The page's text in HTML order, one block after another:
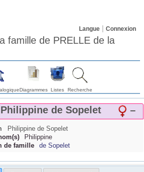
Langue Connexion
famille de PRELLE de la
Diagrammes Listes Recherche
Philippine de Sopelet –
Philippine de Sopelet
Philippine
de famille
de Sopelet